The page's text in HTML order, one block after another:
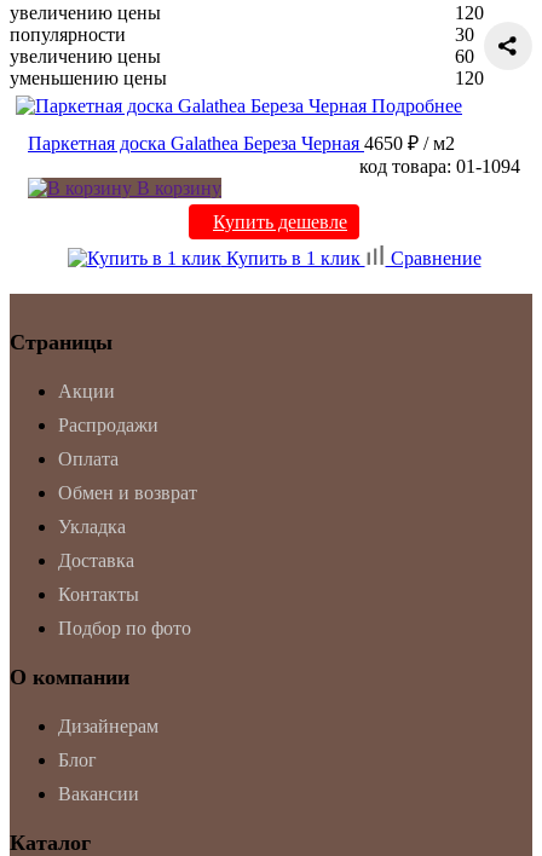
увеличению цены
популярности
увеличению цены
уменьшению цены
120
30
60
120
Подробнее
Паркетная доска Galathea Береза Черная 4650 ₽ / м2
код товара: 01-1094
В корзину
Купить дешевле
Купить в 1 клик
Сравнение
Страницы
Акции
Распродажи
Оплата
Обмен и возврат
Укладка
Доставка
Контакты
Подбор по фото
О компании
Дизайнерам
Блог
Вакансии
Каталог